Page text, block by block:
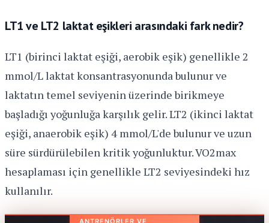
LT1 ve LT2 laktat eşikleri arasındaki fark nedir?
LT1 (birinci laktat eşiği, aerobik eşik) genellikle 2
mmol/L laktat konsantrasyonunda bulunur ve
laktatın temel seviyenin üzerinde birikmeye
başladığı yoğunluğa karşılık gelir. LT2 (ikinci laktat
eşiği, anaerobik eşik) 4 mmol/L'de bulunur ve uzun
süre sürdürülebilen kritik yoğunluktur. VO2max
hesaplaması için genellikle LT2 seviyesindeki hız
kullanılır.
ANTRENÖRLER VE